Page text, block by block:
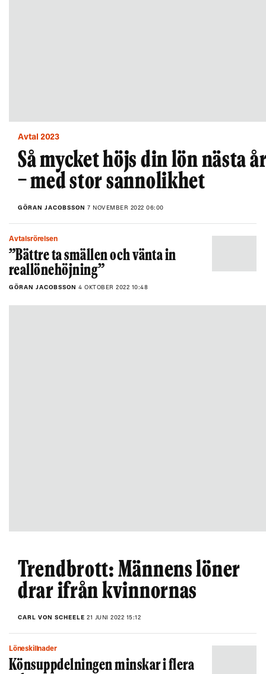
Avtal 2023
Så mycket höjs din lön nästa
− med stor sannolikhet
GÖRAN JACOBSSON 7 NOVEMBER 2022 06:00
Avtalsrörelsen
”Bättre ta smällen och vänta in
reallönehöjning”
GÖRAN JACOBSSON 4 OKTOBER 2022 10:48
Trendbrott: Männens löner
drar ifrån kvinnornas
CARL VON SCHEELE 21 JUNI 2022 15:12
Löneskillnader
Könsuppdelningen minskar i flera